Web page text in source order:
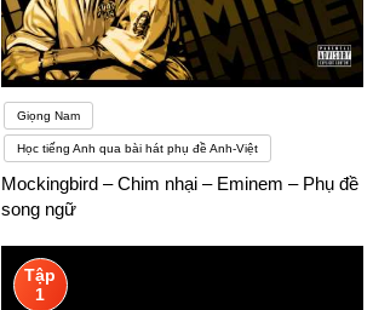
Giọng Nam
Học tiếng Anh qua bài hát phụ đề Anh-Việt
Mockingbird – Chim nhại – Eminem – Phụ đề
song ngữ
Tập
1